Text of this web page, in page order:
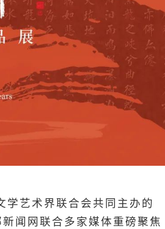
学艺术界联合会共同主办的
闻网联合多家媒体重磅聚焦